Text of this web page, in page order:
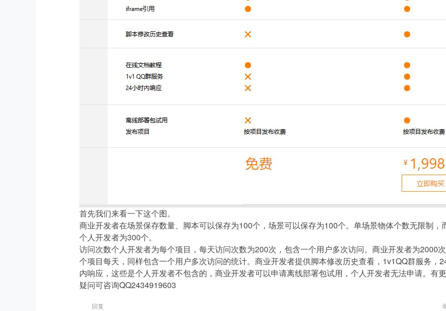
首先我们来看一下这个图。
商业开发者在场景保存数量、脚本可以保存为100个，场景可以保存为100个。单场景物体个数无限制，
个人开发者为300个。
访问次数个人开发者为每个项目，每天访问次数为200次，包含一个用户多次访问。商业开发者为2000
个项目每天，同样包含一个用户多次访问的统计。商业开发者提供脚本修改历史查看，1v1QQ群服务，
内响应，这些是个人开发者不包含的，商业开发者可以申请离线部署包试用，个人开发者无法申请。有
疑问可咨询QQ2434919603
回复